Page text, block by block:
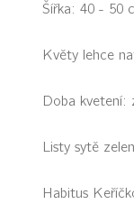
Šířka: 40 - 50
Květy lehce
Doba kvetení:
Listy sytě
Habitus